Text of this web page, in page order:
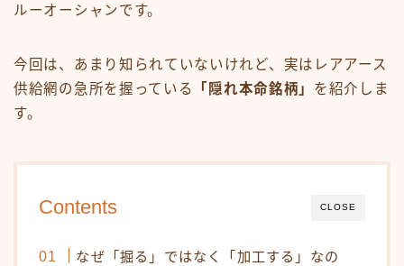
ルーオーシャンです。
今回は、あまり知られていないけれど、実はレアアース
供給網の急所を握っている
「隠れ本命銘柄」 を紹介しま
す。
CLOSE
Contents
なぜ「掘る」ではなく「加工する」なの